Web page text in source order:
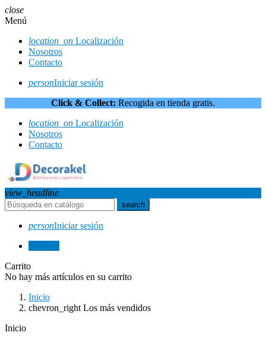
close
Menú
location_on Localización
Nosotros
Contacto
personIniciar sesión
Click & Collect: Recogida en tienda gratis.
location_on Localización
Nosotros
Contacto
view_headline
search
personIniciar sesión
Carrito
No hay más artículos en su carrito
Inicio
chevron_right Los más vendidos
Inicio